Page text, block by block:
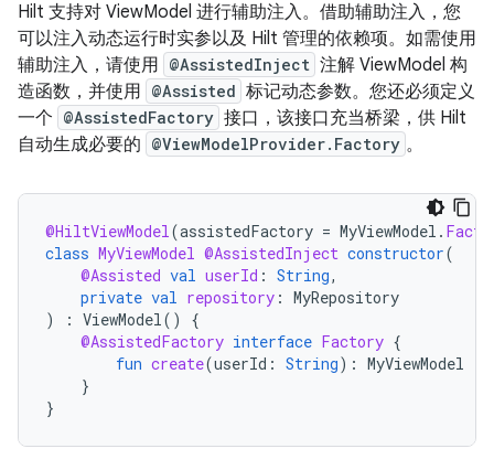
Hilt 支持对 ViewModel 进行辅助注入。借助辅助注入，您
可以注入动态运行时实参以及 Hilt 管理的依赖项。如需使用
辅助注入，请使用 @AssistedInject 注解 ViewModel 构
造函数，并使用 @Assisted 标记动态参数。您还必须定义
一个 @AssistedFactory 接口，该接口充当桥梁，供 Hilt
自动生成必要的 @ViewModelProvider.Factory 。
@HiltViewModel(assistedFactory = MyViewModel .
class MyViewModel @AssistedInject constructor(
@Assisted val userId : String,
private val repository : MyRepository
)
: ViewModel()
{
@AssistedFactory interface Factory {
fun create(userId : String): MyViewModel
}
}